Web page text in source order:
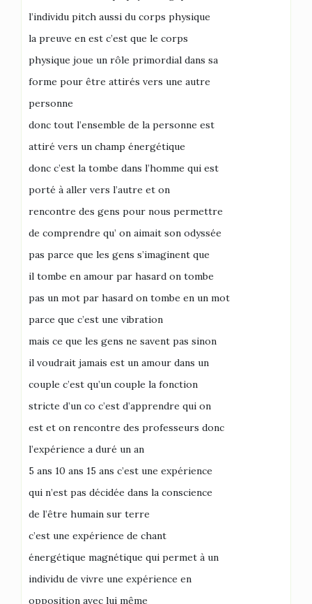
l’individu pitch aussi du corps physique
la preuve en est c’est que le corps
physique joue un rôle primordial dans sa
forme pour être attirés vers une autre
personne
donc tout l’ensemble de la personne est
attiré vers un champ énergétique
donc c’est la tombe dans l’homme qui est
porté à aller vers l’autre et on
rencontre des gens pour nous permettre
de comprendre qu’ on aimait son odyssée
pas parce que les gens s’imaginent que
il tombe en amour par hasard on tombe
pas un mot par hasard on tombe en un mot
parce que c’est une vibration
mais ce que les gens ne savent pas sinon
il voudrait jamais est un amour dans un
couple c’est qu’un couple la fonction
stricte d’un co c’est d’apprendre qui on
est et on rencontre des professeurs donc
l’expérience a duré un an
5 ans 10 ans 15 ans c’est une expérience
qui n’est pas décidée dans la conscience
de l’être humain sur terre
c’est une expérience de chant
énergétique magnétique qui permet à un
individu de vivre une expérience en
opposition avec lui même